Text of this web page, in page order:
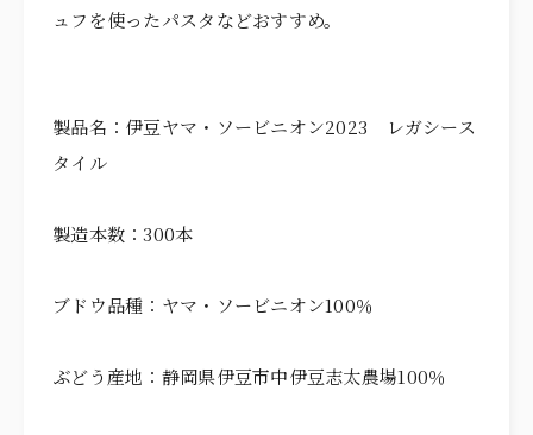
ュフを使ったパスタなどおすすめ。
製品名：伊豆ヤマ・ソービニオン2023 レガシース
タイル
製造本数：300本
ブドウ品種：ヤマ・ソービニオン100％
ぶどう産地：静岡県伊豆市中伊豆志太農場100％